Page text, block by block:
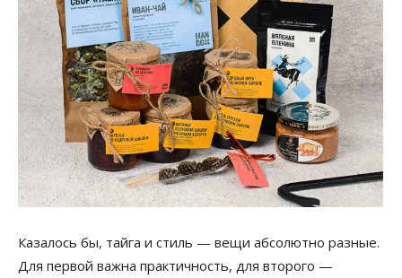
Казалось бы, тайга и стиль — вещи абсолютно разные.
Для первой важна практичность, для второго —